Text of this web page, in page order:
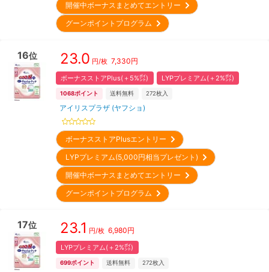
開催中ボーナスまとめてエントリー
グーンポイントプログラム
16位 23.0 円/枚 7,330円
ボーナスストアPlus(＋5%㌽) LYPプレミアム(＋2%㌽)
1068ポイント 送料無料 272枚入
アイリスプラザ (ヤフショ)
ボーナスストアPlusエントリー
LYPプレミアム(5,000円相当プレゼント)
開催中ボーナスまとめてエントリー
グーンポイントプログラム
17位 23.1 円/枚 6,980円
LYPプレミアム(＋2%㌽)
699ポイント 送料無料 272枚入